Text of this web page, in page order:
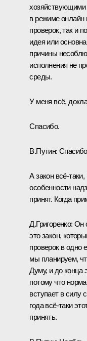
хозяйствующими
в режиме онлайн
проверок, так и
идея или
причины
исполнения не
среды.
У меня всё,
Спасибо.
В.Путин:
А закон
особенности
принят. Когда
Д.Григоренко: Он
это закон,
проверок в одно
мы планируем,
Думу, и до конца
потому что
вступает в силу
года всё‑таки
принять.